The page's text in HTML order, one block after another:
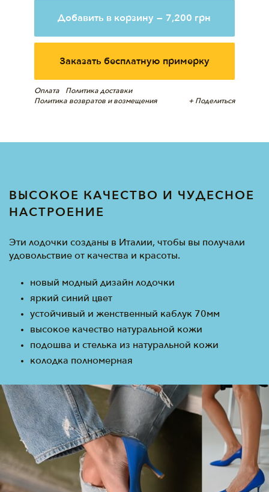
Добавить в корзину — 7,200 грн
Заказать бесплатную примерку
Оплата
Политика доставки
Политика возвратов и возмещения
+ Поделиться
ВЫСОКОЕ КАЧЕСТВО И ЧУДЕСНОЕ
НАСТРОЕНИЕ
Эти лодочки созданы в Италии, чтобы вы получали
удовольствие от качества и красоты.
новый модный дизайн лодочки
яркий синий цвет
устойчивый и женственный каблук 70мм
высокое качество натуральной кожи
подошва и стелька из натуральной кожи
колодка полномерная